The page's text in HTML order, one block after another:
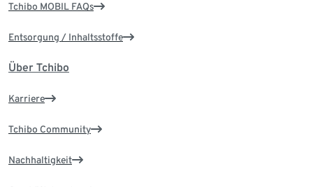
Tchibo MOBIL FAQs
Entsorgung / Inhaltsstoffe
Über Tchibo
Karriere
Tchibo Community
Nachhaltigkeit